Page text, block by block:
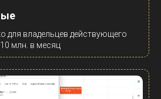
для владельцев действующего
млн. в месяц